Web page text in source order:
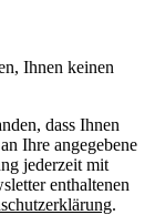
Ihnen keinen
dass Ihnen
Ihre angegebene
jederzeit mit
enthaltenen
.